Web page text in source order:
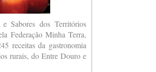
Sabores dos Territórios
Federação Minha Terra,
receitas da gastronomia
rurais, do Entre Douro e